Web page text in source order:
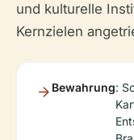
und kulturelle
Kernzielen
Bewahrung: